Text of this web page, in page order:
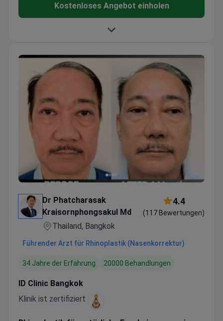
Kostenloses Angebot einholen
Dr Phatcharasak
Kraisornphongsakul Md
Thailand, Bangkok
4.4
(117 Bewertungen)
Führender Arzt für Rhinoplastik (Nasenkorrektur)
34 Jahre der Erfahrung 20000 Behandlungen
ID Clinic Bangkok
Klinik ist zertifiziert